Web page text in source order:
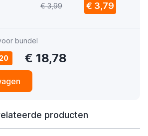
€ 3,99 € 3,79
bundel
€ 18,78
producten